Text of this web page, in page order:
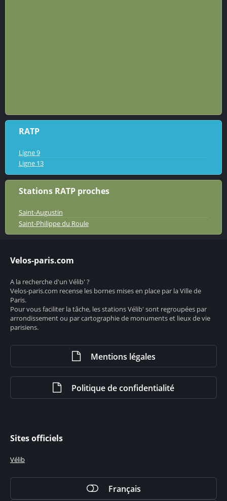
RATP
Ligne 9
Ligne 13
Stations RATP proches
Saint-Augustin
Saint-Philippe du Roule
Velos-paris.com
A la recherche d'un Vélib' ?
Velos-paris.com recense les bornes mises en place par la Ville de
Paris.
Pour vous faciliter la tâche, les stations Vélib' sont regroupées par
arrondissement ou par cartographie de monuments et lieux de vie
parisiens.
Mentions légales
Politique de confidentialité
Sites officiels
Vélib
Français